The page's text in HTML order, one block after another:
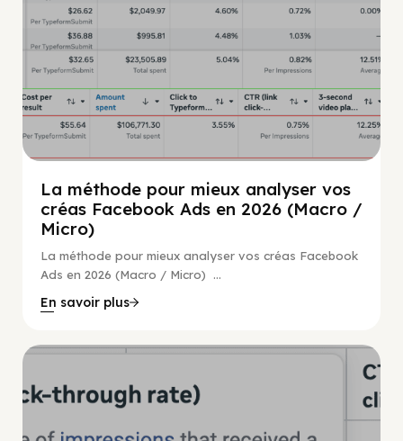
La méthode pour mieux analyser vos
créas Facebook Ads en 2026 (Macro /
Micro)
La méthode pour mieux analyser vos créas Facebook
Ads en 2026 (Macro / Micro) ...
En savoir plus